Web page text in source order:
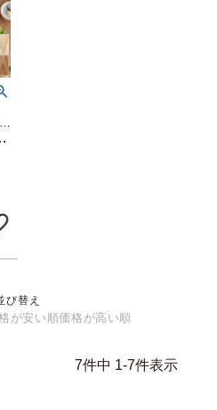
“クリック式フロアタイル”実際の商品を小さくカットしたサンプルをメール便でお届け♪ フローリング DIY 床 賃貸 簡単 床材 フローリング
5cm角 [84263-sample]
び替え
が安い順価格が高い順
7件中 1-7件表示